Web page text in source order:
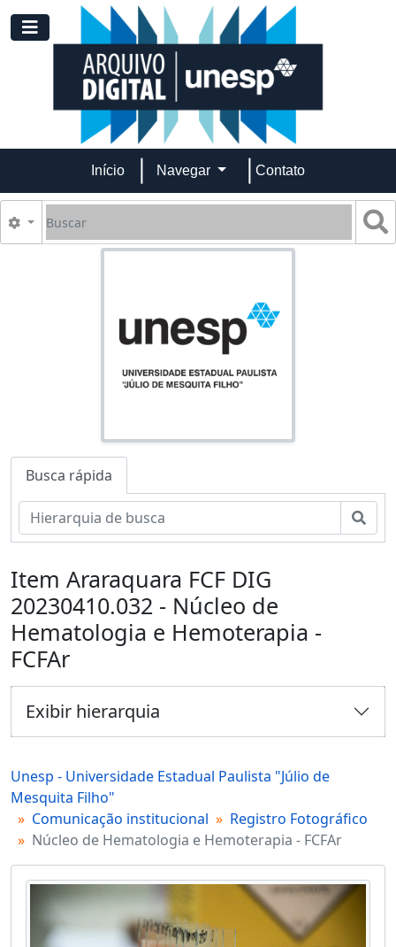
Skip to main content
Toggle navigation
Início Navegar Contato
Buscar
Opções de busca
Busca rápida
Item Araraquara FCF DIG
20230410.032 - Núcleo de
Hematologia e Hemoterapia -
FCFAr
Exibir hierarquia
Unesp - Universidade Estadual Paulista "Júlio de
Mesquita Filho"
Comunicação institucional
Registro Fotográfico
Núcleo de Hematologia e Hemoterapia - FCFAr